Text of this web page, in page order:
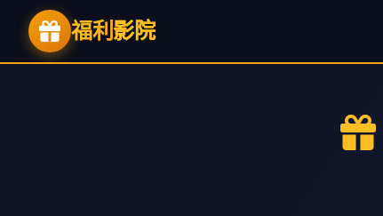
福利 影院